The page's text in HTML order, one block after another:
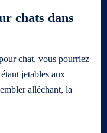
chats dans
chat, vous pourriez
jetables aux
alléchant, la